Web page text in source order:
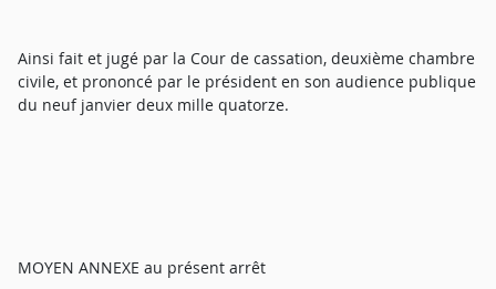
Ainsi fait et jugé par la Cour de cassation, deuxième chambre
civile, et prononcé par le président en son audience publique
du neuf janvier deux mille quatorze.
MOYEN ANNEXE au présent arrêt